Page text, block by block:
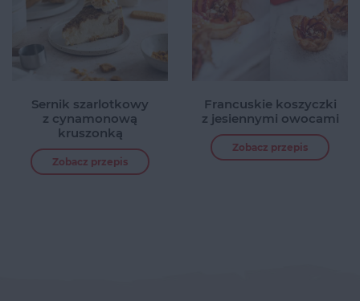
Sernik szarlotkowy
z cynamonową
kruszonką
Zobacz przepis
Francuskie koszyczki
z jesiennymi owocami
Zobacz przepis